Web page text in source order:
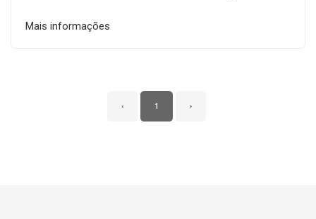
Mais informações
‹ 1 ›